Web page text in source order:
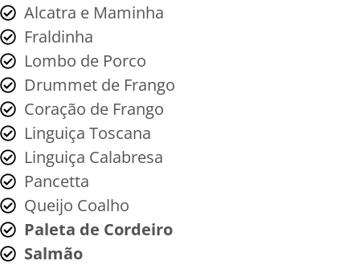
Alcatra e Maminha
Fraldinha
Lombo de Porco
Drummet de Frango
Coração de Frango
Linguiça Toscana
Linguiça Calabresa
Pancetta
Queijo Coalho
Paleta de Cordeiro
Salmão